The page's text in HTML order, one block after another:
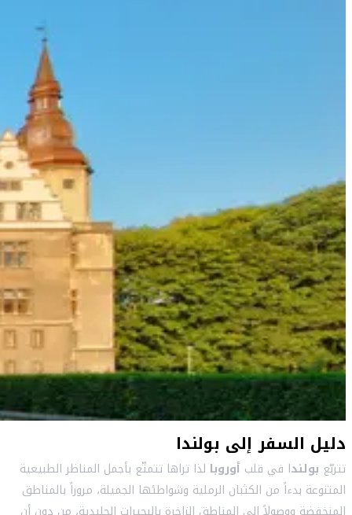
دليل السفر إلى بولندا
تتربّع بولندا في قلب أوروبا لذا تراها تتمتّع بأجمل المناظر الطبيعية
المتنوعة بدءاً من الكثبان الرملية وشواطئها الجميلة، مروراً بالمناطق